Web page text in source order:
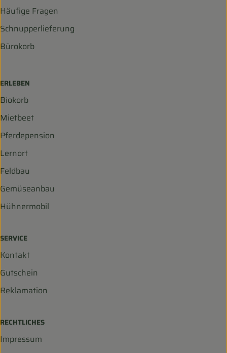
Häufige Fragen
Schnupperlieferung
Bürokorb
ERLEBEN
Biokorb
Mietbeet
Pferdepension
Lernort
Feldbau
Gemüseanbau
Hühnermobil
SERVICE
Kontakt
Gutschein
Reklamation
RECHTLICHES
Impressum